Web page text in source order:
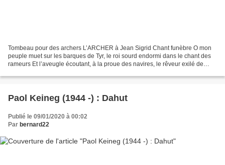
Tombeau pour des archers L’ARCHER à Jean Sigrid Chant funèbre O mon
peuple muet sur les barques de Tyr, le roi sourd endormi dans le chant des
rameurs Et l’aveugle écoutant, à la proue des navires, le rêveur exilé de
Paol Keineg (1944 -) : Dahut
Publié le 09/01/2020 à 00:02
Par bernard22